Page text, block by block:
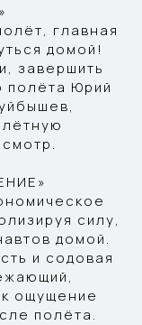
главная
домой!
завершить
полёта Юрий
силу,
домой.
и содовая
ощущение
полёта.